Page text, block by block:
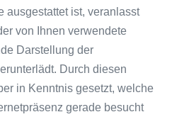
ausgestattet ist, veranlasst
von Ihnen verwendete
Darstellung der
Durch diesen
in Kenntnis gesetzt, welche
gerade besucht